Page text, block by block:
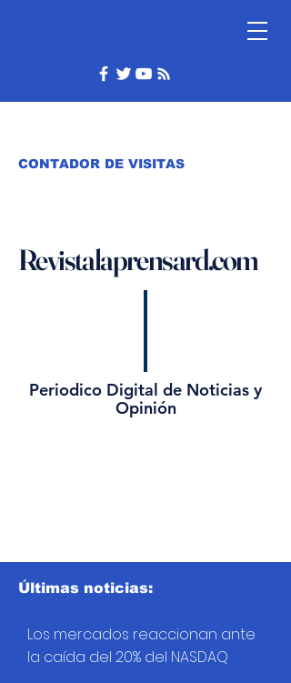
CONTADOR DE VISITAS
Revistalaprensard.com
Periodico Digital de Noticias y
Opinión
Últimas noticias:
Los mercados reaccionan ante
la caída del 20% del NASDAQ